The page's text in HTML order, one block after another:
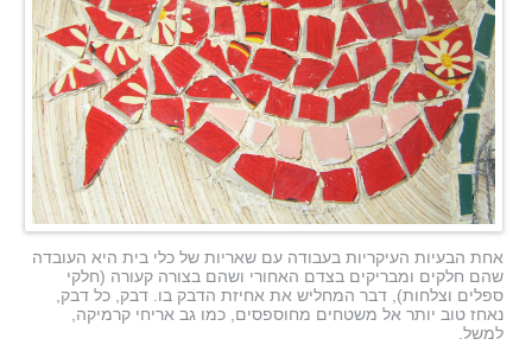
אחת הבעיות העיקריות בעבודה עם שאריות של כלי בית היא העובדה
שהם חלקים ומבריקים בצדם האחורי ושהם בצורה קעורה (חלקי
ספלים וצלחות), דבר המחליש את אחיזת הדבק בו. דבק, כל דבק,
נאחז טוב יותר אל משטחים מחוספסים, כמו גב אריחי קרמיקה,
למשל.